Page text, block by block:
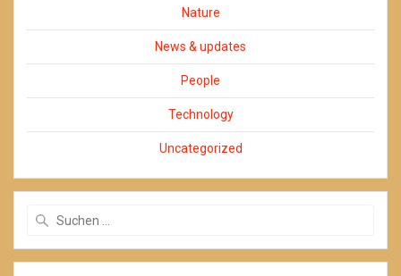
Nature
News & updates
People
Technology
Uncategorized